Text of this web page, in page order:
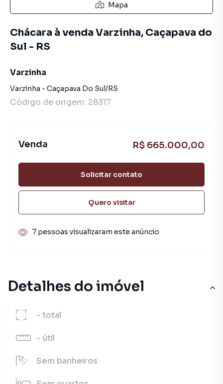
Detalhes do imóvel
- total
- útil
Sem banheiros
Mapa
Chácara à venda Varzinha, Caçapava do
Sul - RS
Varzinha
Varzinha - Caçapava Do Sul/RS
Código de origem: 28317
Venda R$ 665.000,00
Solicitar contato
Quero visitar
7 pessoas visualizaram este anúncio